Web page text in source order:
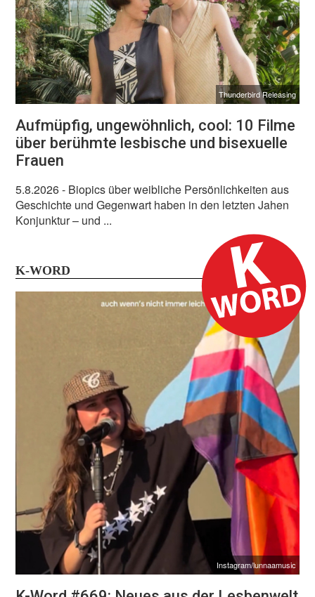
Thunderbird Releasing
Aufmüpfig, ungewöhnlich, cool: 10 Filme
über berühmte lesbische und bisexuelle
Frauen
5.8.2026- Biopics über weibliche Persönlichkeiten aus
Geschichte und Gegenwart haben in den letzten Jahen
Konjunktur – und ...
K-WORD
Instagram/lunnaamusic
diese Zeiten durchstehen, die in politischer wie
finanzieller Hinsicht nicht einfach sind. Journalismus, der
nicht nur in Social Media Bubbles stattfindet, unabhängig
ist und dialogbereit bleibt, hat es zunehmend schwer.
Unterstützt unsere Arbeit!
Vielen Dank!
Euer L-MAG-Team
L-MAG.de unterstütze ich! >>
Nein Danke, möchte ich nicht